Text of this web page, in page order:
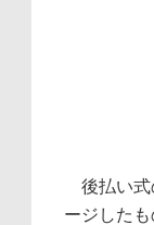
後払い式
ージした